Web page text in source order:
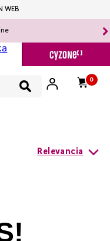
0
WEB
Relevancia